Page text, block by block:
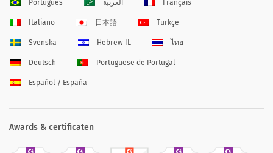
Português العربية Français
Italiano 日本語 Türkçe
Svenska Hebrew IL ไทย
Deutsch Portuguese de Portugal
Español / España
Awards & certificaten